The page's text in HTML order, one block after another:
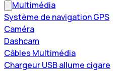
Multimédia
Système de navigation GPS
Caméra
Dashcam
Câbles Multimédia
Chargeur USB allume cigare